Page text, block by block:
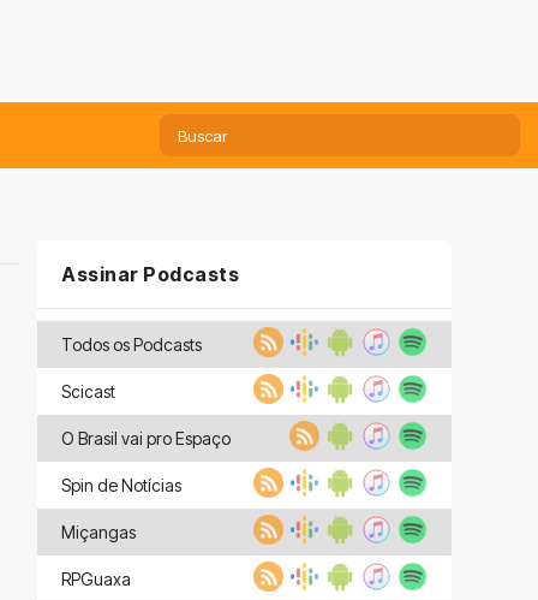
Assinar Podcasts
Todos os Podcasts
Scicast
O Brasil vai pro Espaço
Spin de Notícias
Miçangas
RPGuaxa